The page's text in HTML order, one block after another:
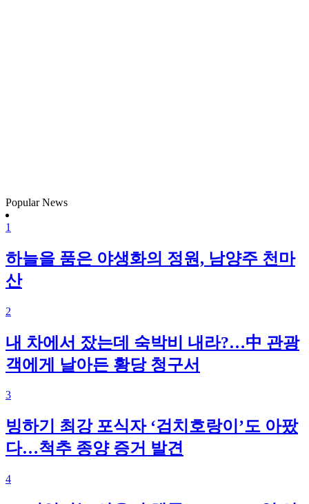
Popular News
1
하늘을 품은 야생화의 정원, 남양주 천마
산
2
내 차에서 잤는데 숙박비 내라?…中 관광
객에게 날아든 황당 청구서
3
빙하기 최강 포식자 ‘검치호랑이’도 아팠
다…척추 종양 증거 발견
4